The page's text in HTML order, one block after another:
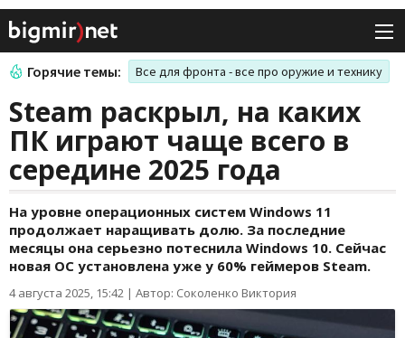
Горячие темы: Все для фронта - все про оружие и технику
Steam раскрыл, на каких
ПК играют чаще всего в
середине 2025 года
На уровне операционных систем Windows 11
продолжает наращивать долю. За последние
месяцы она серьезно потеснила Windows 10. Сейчас
новая ОС установлена уже у 60% геймеров Steam.
4 августа 2025, 15:42 | Автор: Соколенко Виктория